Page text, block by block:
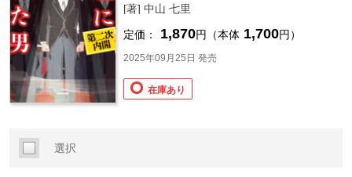
[著] 中山 七里
定価： 1,870円（本体 1,700円）
2025年09月25日 発売
在庫あり
選択